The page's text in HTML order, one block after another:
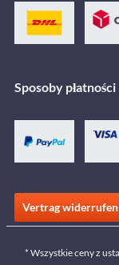
Sposoby płatności
Vertrag widerrufen
* Wszystkie ceny z